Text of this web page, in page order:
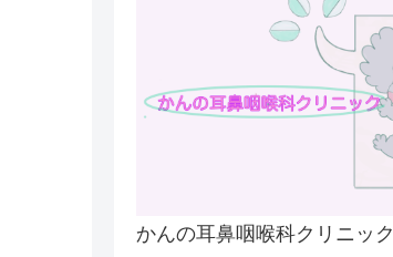
かんの耳鼻咽喉科クリニック